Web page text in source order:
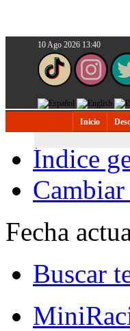
10 Ago 2026 13:40
Inicio
Índice
Fecha
Buscar